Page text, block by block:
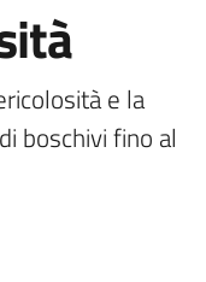
e la
boschivi fino al